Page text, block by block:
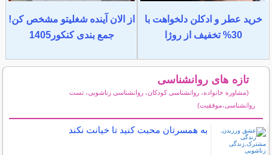
خرید عطر و ادکلن دلخواهت با
30% تخفیف از روژا
از الان آینده شغلیتو مشخص کن!
جمع بندی کنکور1405
تازه های روانشناسی
(مشاوره خانواده، روانشناسی کودکان، روانشناسی زناشویی، تست
روانشناسی،موفقیت)
به همسرتان محبت کنید تا خیانت نکند